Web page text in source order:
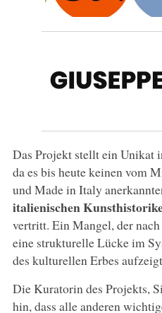
Das Projekt stellt ein Unikat
da es bis heute keinen vom
und Made in Italy
italienischen
vertritt. Ein Mangel, der
eine strukturelle Lücke im
des kulturellen Erbes
Die Kuratorin des Projekts,
hin, dass alle anderen